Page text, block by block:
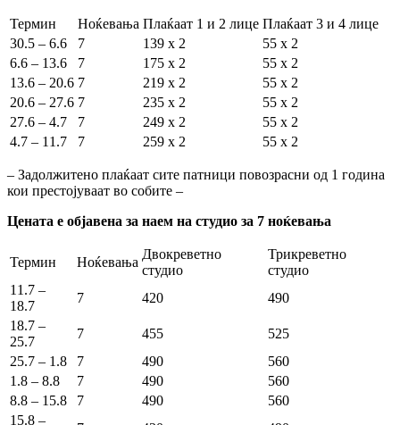
Термин Ноќевања Плаќаат 1 и 2 лице Плаќаат 3 и 4 лице
30.5 – 6.6
7 139 x 2
55 x 2
6.6 – 13.6
7 175 x 2
55 x 2
13.6 – 20.6 7 219 x 2
55 x 2
20.6 – 27.6 7 235 x 2
55 x 2
27.6 – 4.7
7 249 x 2
55 x 2
4.7 – 11.7
7 259 x 2 55 x 2
– Задолжитено плаќаат сите патници повозрасни од 1 година
кои престојуваат во собите –
Цената е објавена за наем на студио за 7 ноќевања
Термин Ноќевања
Двокреветно
студио
Трикреветно
студио
11.7 –
18.7
7 420
490
18.7 –
25.7
7 455
525
25.7 – 1.8
7 490
560
1.8 – 8.8
7 490
560
8.8 – 15.8
7 490
560
15.8 –